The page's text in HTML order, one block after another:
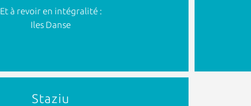
Et à revoir en intégralité :
Iles Danse
Staziu